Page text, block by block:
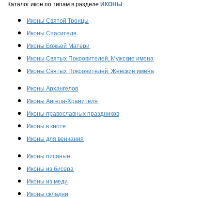
Каталог икон по типам в разделе ИКОНЫ :
Иконы Святой Троицы
Иконы Спасителя
Иконы Божьей Матери
Иконы Святых Покровителей. Мужские имена
Иконы Святых Покровителей. Женские имена
Иконы Архангелов
Иконы Ангела-Хранителя
Иконы православных праздников
Иконы в киоте
Иконы для венчания
Иконы писаные
Иконы из бисера
Иконы из меди
Иконы складни